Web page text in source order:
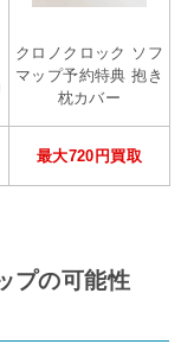
クロノクロック ソフ
マップ予約特典 抱き
枕カバー
最大720円買取
プの可能性